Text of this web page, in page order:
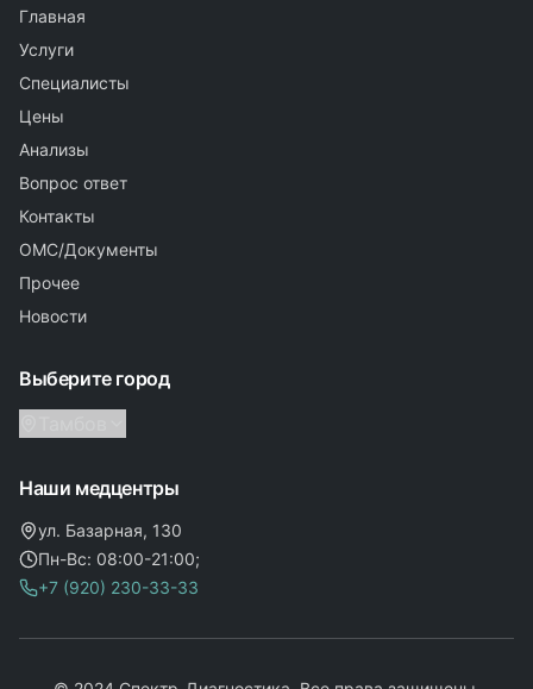
Главная
Услуги
Специалисты
Цены
Анализы
Вопрос ответ
Контакты
ОМС/Документы
Прочее
Новости
Выберите город
Наши медцентры
ул. Базарная, 130
Пн-Вс: 08:00-21:00;
+7 (920) 230-33-33